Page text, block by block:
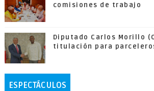
comisiones de trabajo
Diputado Carlos Morillo
titulación para
ESPECTÁCULOS